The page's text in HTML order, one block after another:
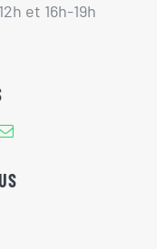
et 16h-19h